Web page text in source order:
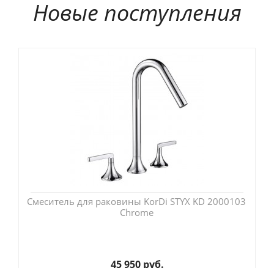
Новые поступления
Смеситель для раковины KorDi STYX KD 2000103
Chrome
45 950 руб.